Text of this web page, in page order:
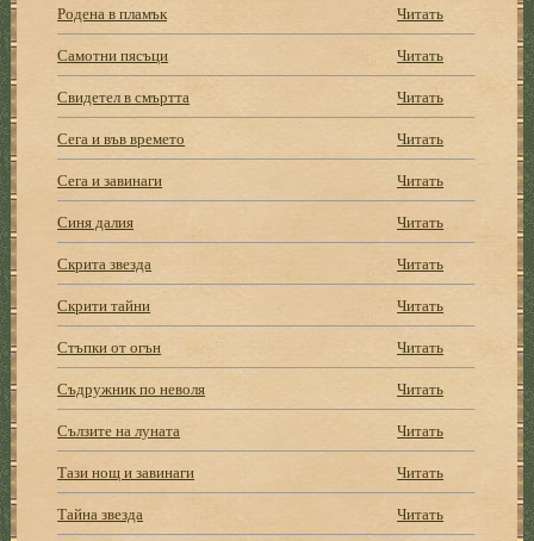
Родена в пламък
Читать
Самотни пясъци
Читать
Свидетел в смъртта
Читать
Сега и във времето
Читать
Сега и завинаги
Читать
Синя далия
Читать
Скрита звезда
Читать
Скрити тайни
Читать
Стъпки от огън
Читать
Съдружник по неволя
Читать
Сълзите на луната
Читать
Тази нощ и завинаги
Читать
Тайна звезда
Читать